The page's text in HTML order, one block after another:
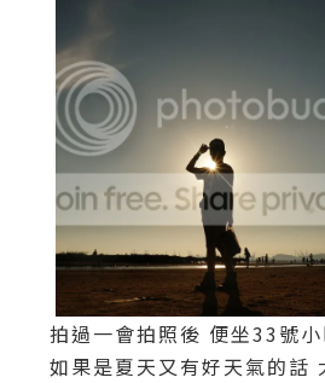
拍過一會拍照後 便坐33號小
如果是夏天又有好天氣的話